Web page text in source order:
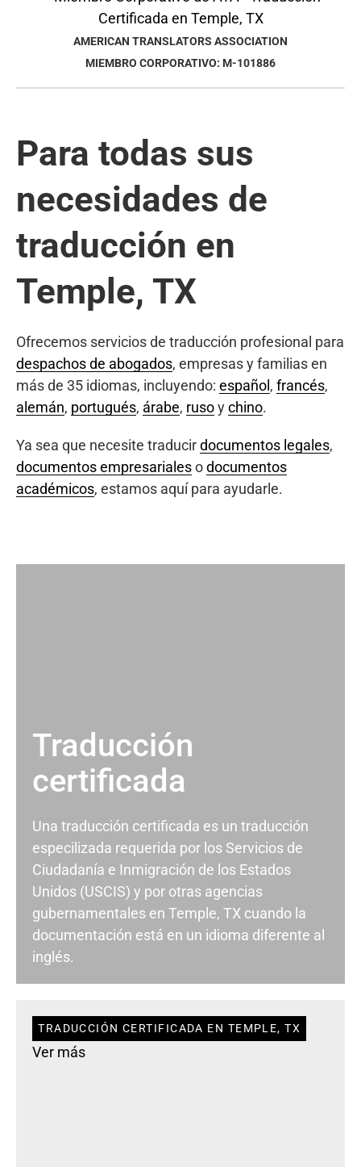
AMERICAN TRANSLATORS ASSOCIATION
MIEMBRO CORPORATIVO: M-101886
Para todas sus
necesidades de
traducción en
Temple, TX
Ofrecemos servicios de traducción profesional para
despachos de abogados, empresas y familias en
más de 35 idiomas, incluyendo: español , francés,
alemán, portugués, árabe, rusoychino.
Ya sea que necesite traducirdocumentos legales,
documentos empresarialesodocumentos
académicos, estamos aquí para ayudarle.
Traducción
certificada
Una traducción certificada es un traducción
especilizada requerida por los Servicios de
Ciudadanía e Inmigración de los Estados
Unidos (USCIS) y por otras agencias
gubernamentales en Temple, TX cuando la
documentación está en un idioma diferente al
inglés.
TRADUCCIÓN CERTIFICADA EN TEMPLE, TX
Ver más